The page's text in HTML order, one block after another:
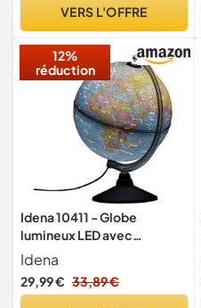
VERS L'OFFRE
12%
réduction
Idena 10411 - Globe
lumineux LED avec
constellations, interrupteur
marche/arrêt, diamètre
env. 25 cm, cartographie
Idena
29,99 € 33,89 €